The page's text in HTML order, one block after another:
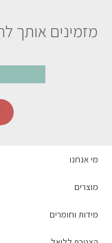
מזמינים אותך
מי אנחנו
מוצרים
מידות וחומרים